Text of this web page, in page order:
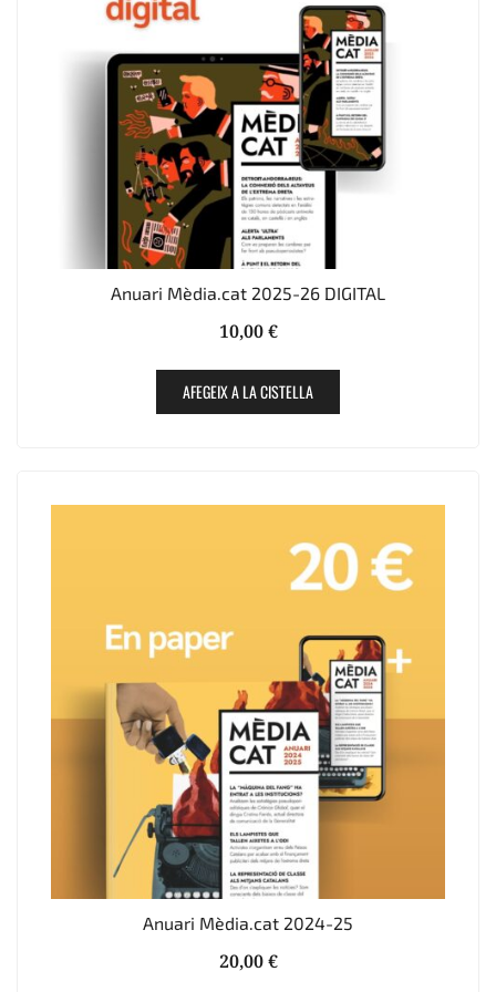
a
la
pàgina
del
producte
Anuari Mèdia.cat 2025-26 DIGITAL
10,00€
AFEGEIX A LA CISTELLA
Anuari Mèdia.cat 2024-25
20,00€